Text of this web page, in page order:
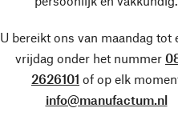
U bereikt ons van maandag tot
vrijdag onder het nummer
2626101 of op elk
info@manufactum.nl